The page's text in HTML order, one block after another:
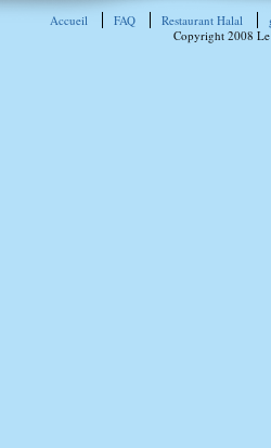
Accueil FAQ Restaurant Halal
Copyright 2008